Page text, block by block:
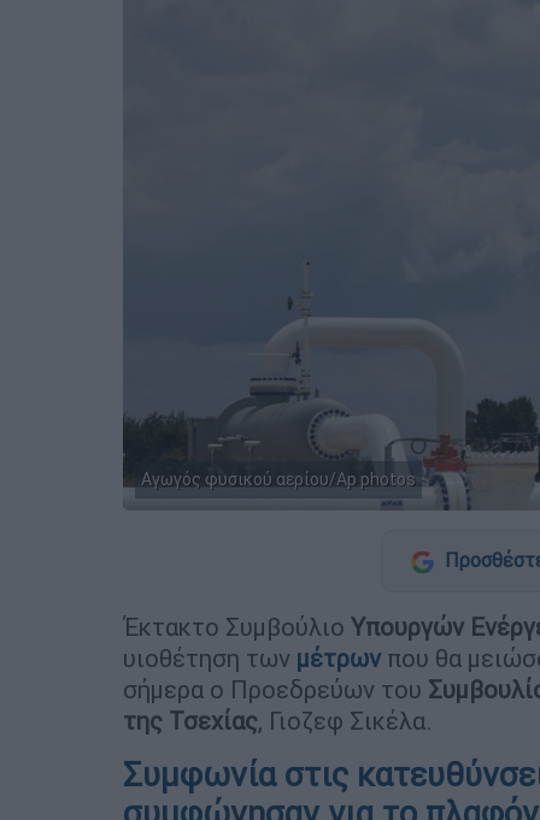
Αγωγός φυσικού αερίου/Ap photos
Έκτακτο Συμβούλιο Υπουργών
υιοθέτηση των μέτρωνπου θα
σήμερα ο Προεδρεύων του
της Τσεχίας, Γιοζεφ Σικέλα.
Συμφωνία στις